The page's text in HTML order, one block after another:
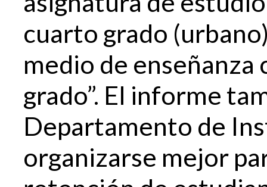
cuarto grado
medio de
grado”. El informe
Departamento de
organizarse mejor